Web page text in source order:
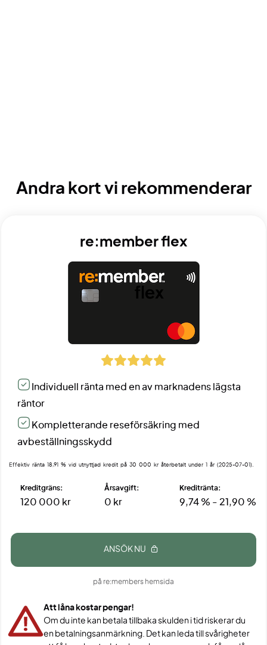
Andra kort vi rekommenderar
re:member flex
Individuell ränta med en av marknadens lägsta
räntor
Kompletterande reseförsäkring med
avbeställningsskydd
Effektiv ränta 18,91 % vid utnyttjad kredit på 30 000 kr återbetalt under 1 år (2025-07-01).
Kreditgräns:
120 000 kr
Årsavgift:
0 kr
Kreditränta:
9,74 % - 21,90 %
ANSÖK NU
på re:members hemsida
Att låna kostar pengar!
Om du inte kan betala tillbaka skulden i tid riskerar du
en betalningsanmärkning. Det kan leda till svårigheter